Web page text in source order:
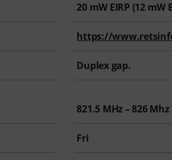
20mW EIRP (12mW
https://
Duplex gap.
821.5 MHz – 826 Mhz
Fri